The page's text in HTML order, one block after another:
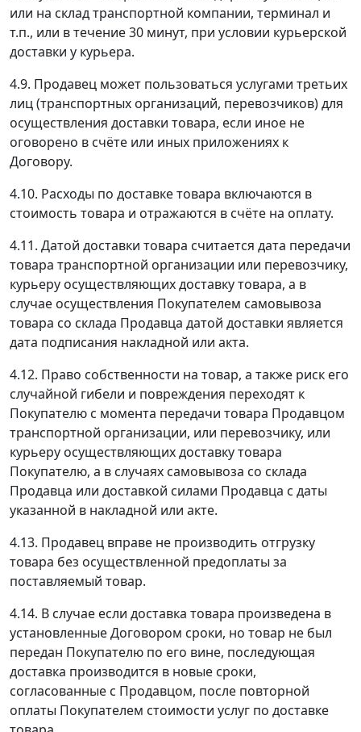
или на склад транспортной компании, терминал и
т.п., или в течение 30 минут, при условии курьерской
доставки у курьера.
4.9. Продавец может пользоваться услугами третьих
лиц (транспортных организаций, перевозчиков) для
осуществления доставки товара, если иное не
оговорено в счёте или иных приложениях к
Договору.
4.10. Расходы по доставке товара включаются в
стоимость товара и отражаются в счёте на оплату.
4.11. Датой доставки товара считается дата передачи
товара транспортной организации или перевозчику,
курьеру осуществляющих доставку товара, а в
случае осуществления Покупателем самовывоза
товара со склада Продавца датой доставки является
дата подписания накладной или акта.
4.12. Право собственности на товар, а также риск его
случайной гибели и повреждения переходят к
Покупателю с момента передачи товара Продавцом
транспортной организации, или перевозчику, или
курьеру осуществляющих доставку товара
Покупателю, а в случаях самовывоза со склада
Продавца или доставкой силами Продавца с даты
указанной в накладной или акте.
4.13. Продавец вправе не производить отгрузку
товара без осуществленной предоплаты за
поставляемый товар.
4.14. В случае если доставка товара произведена в
установленные Договором сроки, но товар не был
передан Покупателю по его вине, последующая
доставка производится в новые сроки,
согласованные с Продавцом, после повторной
оплаты Покупателем стоимости услуг по доставке